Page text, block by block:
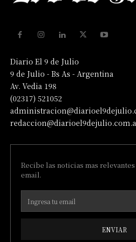
Diario El 9 de Julio
9 de Julio - Bs As - Argentina
Av. Vedia 198
(02317) 521052
Recibe las noticias mas
email.
ENVIAR